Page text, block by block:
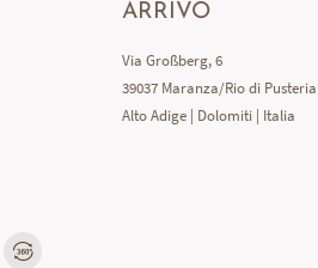
ARRIVO
Via Großberg, 6
39037 Maranza/Rio di Pusteria
Alto Adige | Dolomiti | Italia